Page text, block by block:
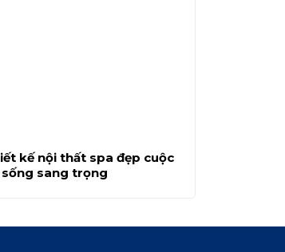
kế nội thất spa đẹp cuộc
sống sang trọng